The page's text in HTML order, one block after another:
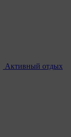
Активный отдых